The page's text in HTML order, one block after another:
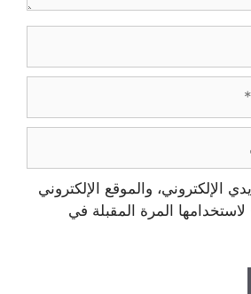
الإلكتروني، والموقع الإلكتروني
المرة المقبلة في